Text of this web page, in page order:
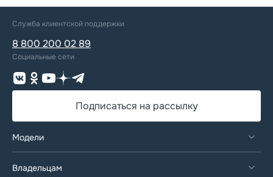
Служба клиентской поддержки
8 800 200 02 89
Социальные сети
Подписаться на рассылку
Модели
EX5 EM-I
GEELY EX5
EMGRAND
COOLRAY
Владельцам
Ценности сервиса
Гарантийные обязательства